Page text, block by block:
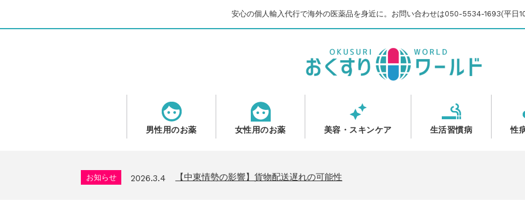
安心の個人輸入代行で海外の医薬品を身近に。お問い合わせは050-5534-1693(平日
男性用のお薬 女性用のお薬 美容・スキンケア 生活習慣病 性
お知らせ 2026.3.4 【中東情勢の影響】貨物配送遅れの可能性